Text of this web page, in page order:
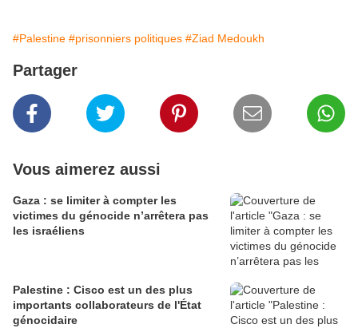
#Palestine #prisonniers politiques #Ziad Medoukh
Partager
Vous aimerez aussi
Gaza : se limiter à compter les
victimes du génocide n’arrêtera pas
les israéliens
Palestine : Cisco est un des plus
importants collaborateurs de l'État
génocidaire